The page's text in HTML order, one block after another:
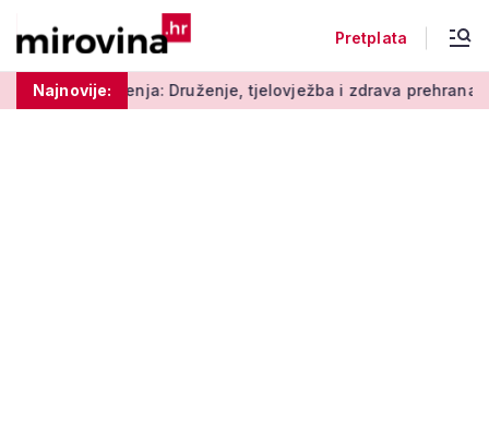
Pretplata
Najnovije:
Druženje, tjelovježba i zdrava prehrana za umirovljenike